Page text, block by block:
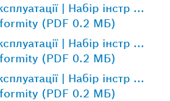
| Набір інстр ...
(PDF 0.2 МБ)
| Набір інстр ...
(PDF 0.2 МБ)
| Набір інстр ...
(PDF 0.2 МБ)